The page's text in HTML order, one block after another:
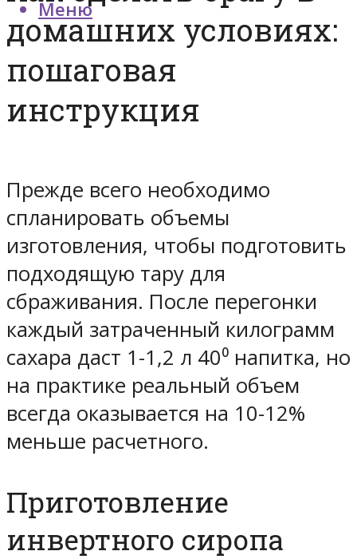
Меню
домашних условиях:
пошаговая
инструкция
Прежде всего необходимо
спланировать объемы
изготовления, чтобы подготовить
подходящую тару для
сбраживания. После перегонки
каждый затраченный килограмм
сахара даст 1-1,2 л 40⁰ напитка, но
на практике реальный объем
всегда оказывается на 10-12%
меньше расчетного.
Приготовление
инвертного сиропа